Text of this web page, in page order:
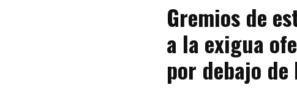
Gremios de
a la exigua
por debajo